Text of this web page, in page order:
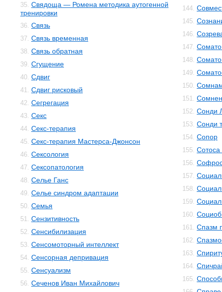
35. Свядоща — Ромена методика аутогенной
тренировки
36. Связь
37. Связь временная
38. Связь обратная
39. Сгущение
40. Сдвиг
41. Сдвиг рисковый
42. Сегрегация
43. Секс
44. Секс-терапия
45. Секс-терапия Мастерса-Джонсон
46. Сексология
47. Сексопатология
48. Селье Ганс
49. Селье синдром адаптации
50. Семья
51. Сензитивность
52. Сенсибилизация
53. Сенсомоторный интеллект
54. Сенсорная депривация
55. Сенсуализм
56. Сеченов Иван Михайлович
144.
145.
146.
147.
148.
149.
150.
151.
152. Сонди
153. Сонди
154. Сопор
155.
156.
157.
158.
159.
160.
161. Спазм
162.
163.
164.
165.